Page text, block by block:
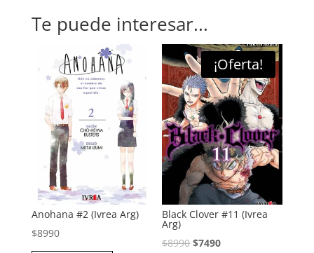
Te puede interesar...
Anohana #2 (Ivrea Arg)
$8990
¡Oferta!
Black Clover #11 (Ivrea
Arg)
$8990 El
$7490El